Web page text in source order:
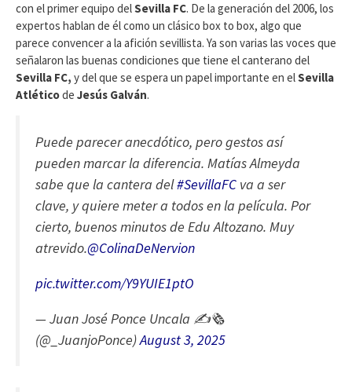
con el primer equipo delSevilla FC. De la generación del 2006, los
expertos hablan de él como un clásico box to box, algo que
parece convencer a la afición sevillista. Ya son varias las voces que
señalaron las buenas condiciones que tiene el canterano del
Sevilla FC, y del que se espera un papel importante en elSevilla
Atléticode Jesús Galván.
Puede parecer anecdótico, pero gestos así
pueden marcar la diferencia. Matías Almeyda
sabe que la cantera del#SevillaFC va a ser
clave, y quiere meter a todos en la película. Por
cierto, buenos minutos de Edu Altozano. Muy
atrevido.@ColinaDeNervion
pic.twitter.com/Y9YUIE1ptO
— Juan José Ponce Uncala ✍️🗞️
(@_JuanjoPonce)August 3, 2025